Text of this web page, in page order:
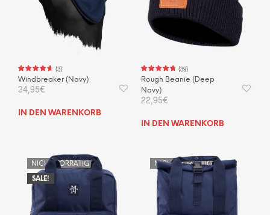
(3)
Windbreaker (Navy)
34,95€
IN DEN WARENKORB
(39)
Rough Beanie (Deep
Navy)
22,95€
IN DEN WARENKORB
SALE!
NICHT VORRÄTIG NICHT VORRÄTIG